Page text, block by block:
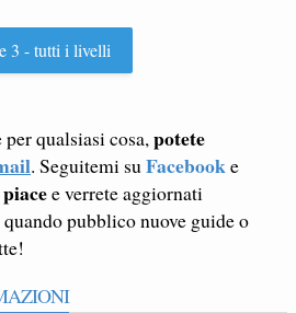
3 - tutti i livelli
qualsiasi cosa, potete
. Seguitemi su Facebooke
e verrete aggiornati
pubblico nuove guide o